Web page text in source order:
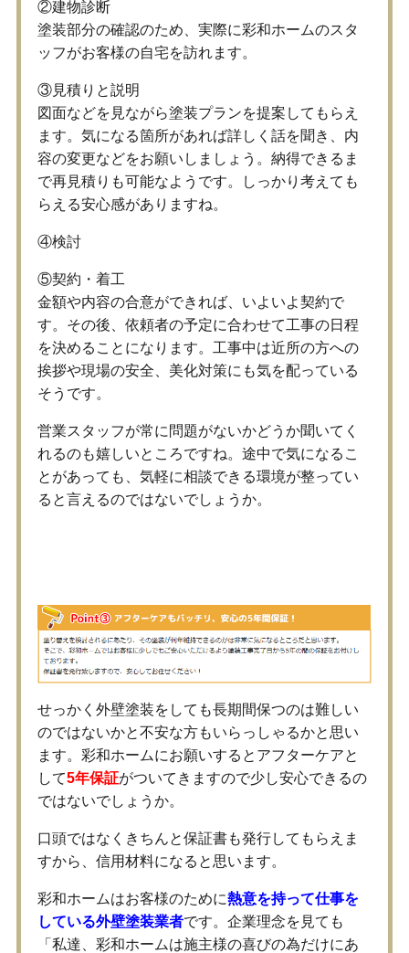
②建物診断
塗装部分の確認のため、実際に彩和ホームのスタ
ッフがお客様の自宅を訪れます。
③見積りと説明
図面などを見ながら塗装プランを提案してもらえ
ます。気になる箇所があれば詳しく話を聞き、内
容の変更などをお願いしましょう。納得できるま
で再見積りも可能なようです。しっかり考えても
らえる安心感がありますね。
④検討
⑤契約・着工
金額や内容の合意ができれば、いよいよ契約で
す。その後、依頼者の予定に合わせて工事の日程
を決めることになります。工事中は近所の方への
挨拶や現場の安全、美化対策にも気を配っている
そうです。
営業スタッフが常に問題がないかどうか聞いてく
れるのも嬉しいところですね。途中で気になるこ
とがあっても、気軽に相談できる環境が整ってい
ると言えるのではないでしょうか。
せっかく外壁塗装をしても長期間保つのは難しい
のではないかと不安な方もいらっしゃるかと思い
ます。彩和ホームにお願いするとアフターケアと
して5年保証がついてきますので少し安心できるの
ではないでしょうか。
口頭ではなくきちんと保証書も発行してもらえま
すから、信用材料になると思います。
彩和ホームはお客様のために熱意を持って仕事を
している外壁塗装業者です。企業理念を見ても
「私達、彩和ホームは施主様の喜びの為だけにあ